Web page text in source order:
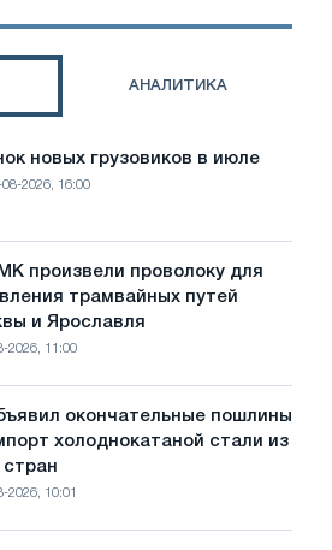
АНАЛИТИКА
новых грузовиков в июле
08-2026, 16:00
произвели проволоку для
трамвайных путей
и Ярославля
2026, 11:00
окончательные пошлины
холоднокатаной стали из
стран
2026, 10:01